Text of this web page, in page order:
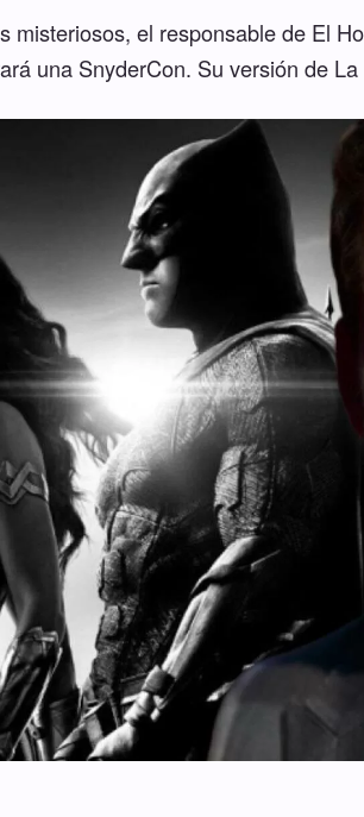
misteriosos, el responsable de El
una SnyderCon. Su versión de